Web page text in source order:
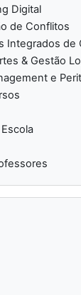
Digital
de Conflitos
Integrados de
& Gestão
e